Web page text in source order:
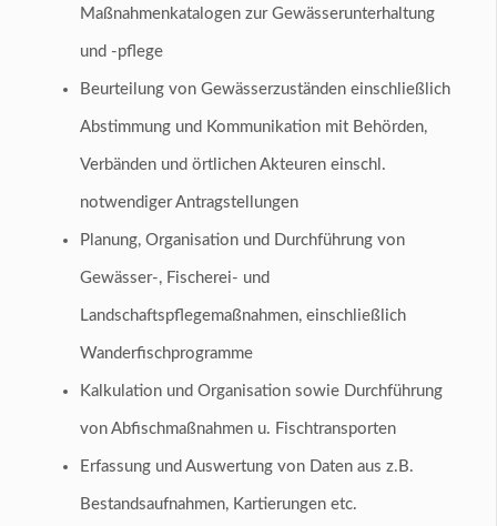
Maßnahmenkatalogen zur Gewässerunterhaltung
und -pflege
Beurteilung von Gewässerzuständen einschließlich
Abstimmung und Kommunikation mit Behörden,
Verbänden und örtlichen Akteuren einschl.
notwendiger Antragstellungen
Planung, Organisation und Durchführung von
Gewässer-, Fischerei- und
Landschaftspflegemaßnahmen, einschließlich
Wanderfischprogramme
Kalkulation und Organisation sowie Durchführung
von Abfischmaßnahmen u. Fischtransporten
Erfassung und Auswertung von Daten aus z.B.
Bestandsaufnahmen, Kartierungen etc.